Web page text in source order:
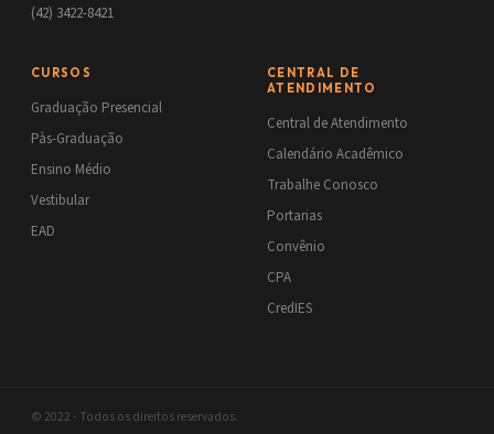
(42) 3422-8421
CURSOS
Graduação Presencial
Pàs-Graduação
Ensino Médio
Vestibular
EAD
CENTRAL DE
ATENDIMENTO
Central de Atendimento
Calendário Acadêmico
Trabalhe Conosco
Portarias
Convênio
CPA
CredIES
© 2022 - Todos os direitos reservados.